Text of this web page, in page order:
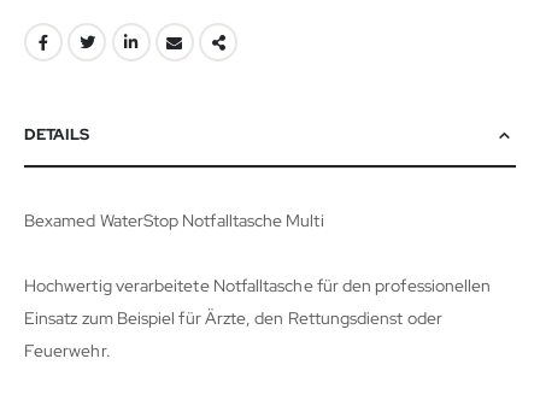
DETAILS
Bexamed WaterStop Notfalltasche Multi
Hochwertig verarbeitete Notfalltasche für den professionellen
Einsatz zum Beispiel für Ärzte, den Rettungsdienst oder
Feuerwehr.